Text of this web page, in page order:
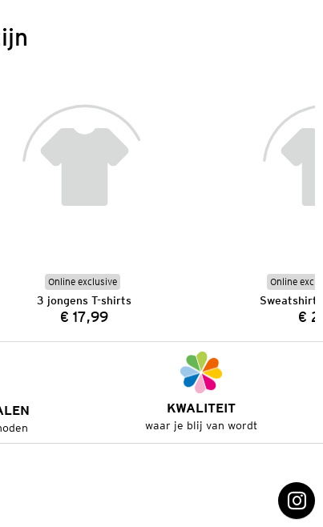
Online exclusive
3 jongens T-shirts
Prijs:
€ 17,99
Online
Sweatshirt
€
KWALITEIT
waar je blij van wordt